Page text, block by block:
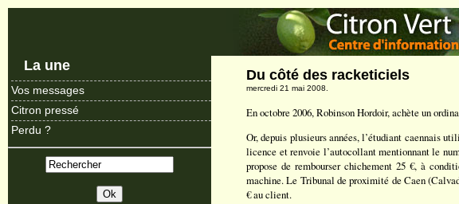
La une
Vos messages
Citron pressé
Perdu ?
Du côté des racketiciels
mercredi 21 mai 2008.
En octobre 2006, Robinson Hordoir, achète un
Or, depuis plusieurs années, l’étudiant caennais
licence et renvoie l’autocollant mentionnant le
propose de rembourser chichement 25 €, à
machine. Le Tribunal de proximité de Caen
€ au client.